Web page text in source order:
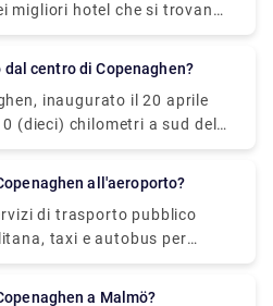
migliori hotel che si trovano
di seguito: 1.
Copenhagen - A circa 0,5 km
Square Copenhagen - A
di Tivoli
dal centro di Copenaghen?
inaugurato il 20 aprile
(dieci) chilometri a sud del
aeroporto delle nazioni
questo riconoscimento
volte.
all'aeroporto?
di trasporto pubblico
taxi e autobus per
di Copenaghen
a Malmö?